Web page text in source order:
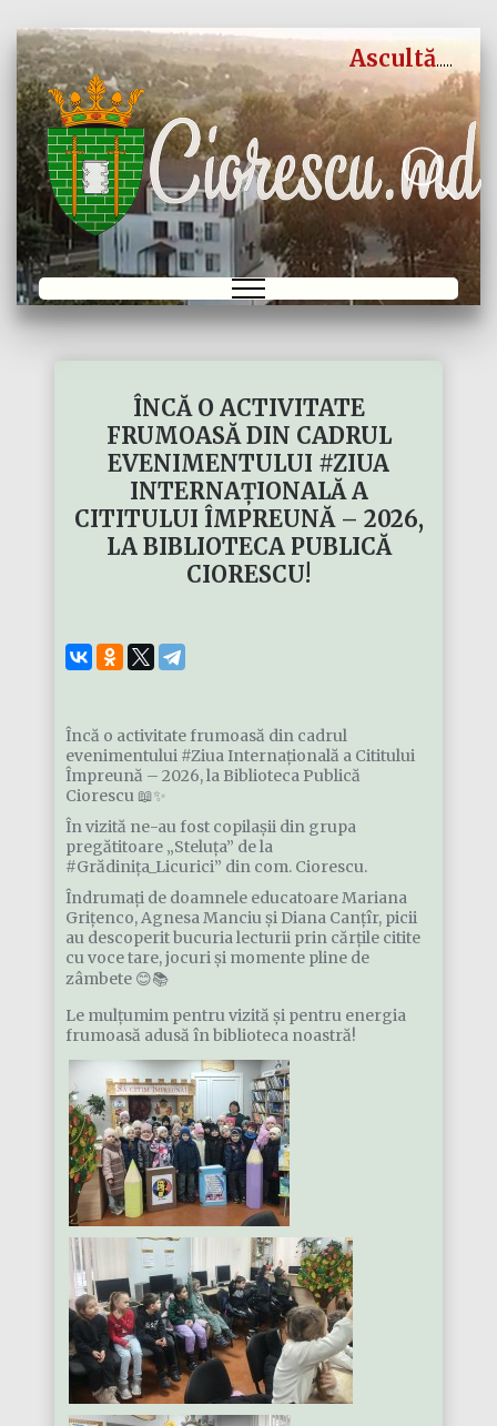
Ascultă
ÎNCĂ O ACTIVITATE
FRUMOASĂ DIN CADRUL
EVENIMENTULUI #ZIUA
INTERNAȚIONALĂ A
CITITULUI ÎMPREUNĂ – 2026,
LA BIBLIOTECA PUBLICĂ
CIORESCU!
Încă o activitate frumoasă din cadrul
evenimentului #Ziua Internațională a Cititului
Împreună – 2026, la Biblioteca Publică
Ciorescu 📖✨
În vizită ne-au fost copilașii din grupa
pregătitoare „Steluța” de la
#Grădinița_Licurici” din com. Ciorescu.
Îndrumați de doamnele educatoare Mariana
Grițenco, Agnesa Manciu și Diana Canțîr, picii
au descoperit bucuria lecturii prin cărțile citite
cu voce tare, jocuri și momente pline de
zâmbete 😊📚
Le mulțumim pentru vizită și pentru energia
frumoasă adusă în biblioteca noastră!